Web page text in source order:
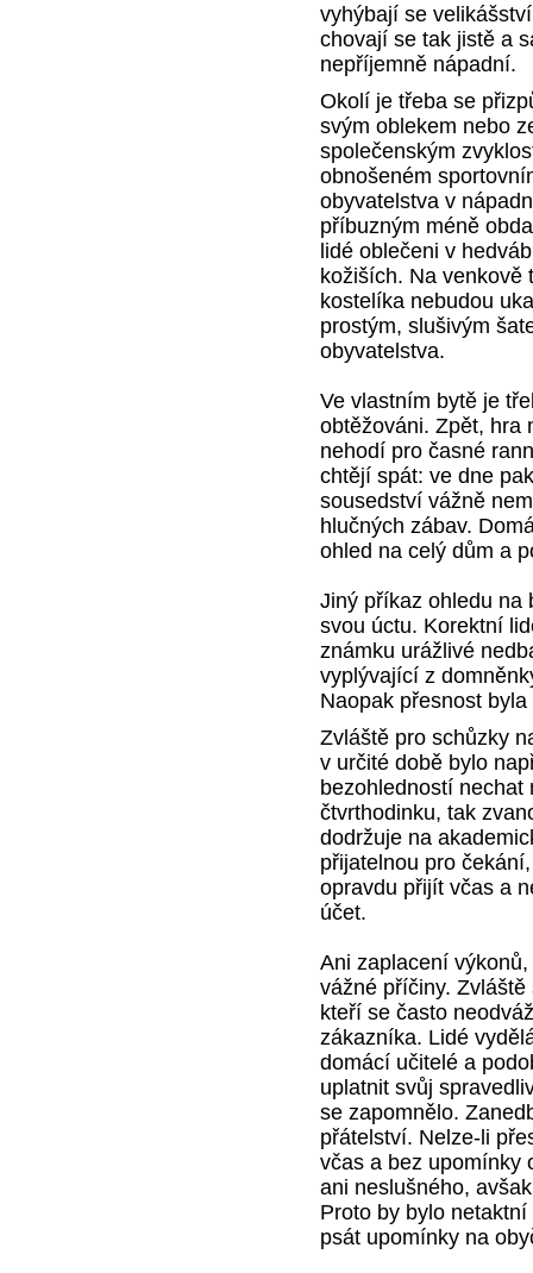
vyhýbají se
chovají se tak jistě a
nepříjemně nápadní.
Okolí je třeba se
svým oblekem nebo
společenským
obnošeném
obyvatelstva v
příbuzným méně
lidé oblečeni v
kožiších. Na venkově
kostelíka nebudou
prostým, slušivým
obyvatelstva.
Ve vlastním bytě je
obtěžováni. Zpět, hra
nehodí pro časné
chtějí spát: ve dne
sousedství vážně
hlučných zábav.
ohled na celý dům a
Jiný příkaz ohledu na
svou úctu. Korektní
známku urážlivé
vyplývající z
Naopak přesnost
Zvláště pro schůzky
v určité době bylo
bezohledností nechat
čtvrthodinku, tak
dodržuje na
přijatelnou pro
opravdu přijít včas a
účet.
Ani zaplacení
vážné příčiny.
kteří se často
zákazníka. Lidé
domácí učitelé a
uplatnit svůj
se zapomnělo.
přátelství. Nelze-li
včas a bez upomínky
ani neslušného,
Proto by bylo
psát upomínky na